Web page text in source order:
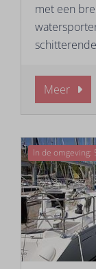
met een
Meer
In de omgeving: